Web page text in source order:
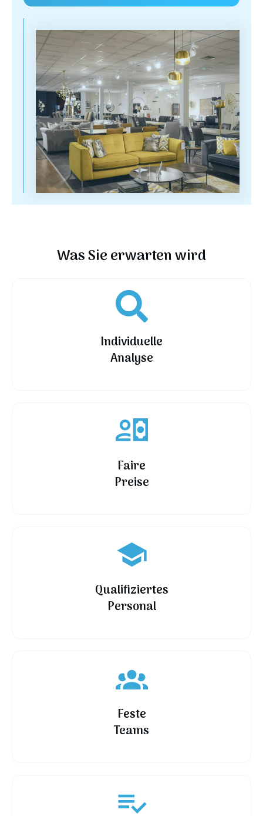
Was Sie erwarten wird
Individuelle
Analyse
Faire
Preise
Qualifiziertes
Personal
Feste
Teams